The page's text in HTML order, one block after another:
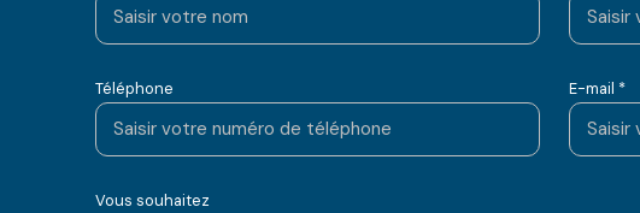
Téléphone E-mail *
Vous souhaitez